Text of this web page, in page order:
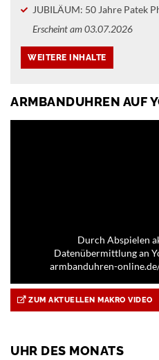
JUBILÄUM: 50 Jahre Patek
Erscheint am 03.07.2026
ARMBANDUHREN AUF
Durch Abspielen
Datenübermittlung an
armbanduhren-
ZUM AKTUELLEN MAKRO VIDEO
UHR DES MONATS